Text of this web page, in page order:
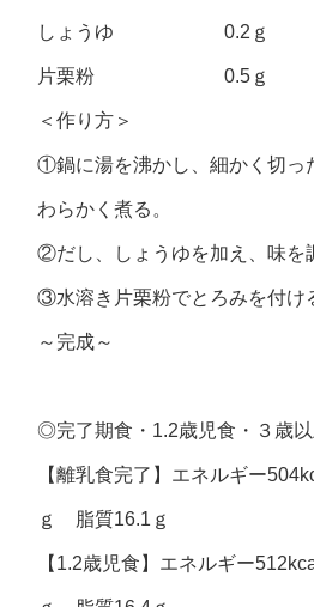
しょうゆ 0.2ｇ
片栗粉 0.5ｇ
＜作り方＞
①鍋に湯を沸かし、細かく切っ
わらかく煮る。
②だし、しょうゆを加え、味を
③水溶き片栗粉でとろみを付け
～完成～
◎完了期食・ 1.2歳児食・３歳
【離乳食完了】エネルギー
ｇ 脂質16.1ｇ
【1.2歳児食】エネルギー